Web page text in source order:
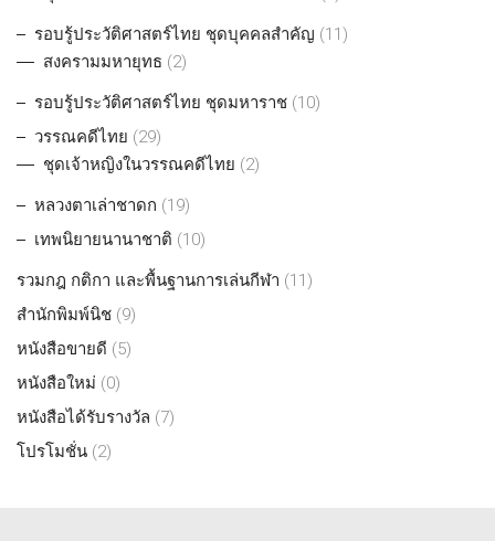
รอบรู้ประวัติศาสตร์ไทย ชุดบุคคลสำคัญ (11)
สงครามมหายุทธ (2)
รอบรู้ประวัติศาสตร์ไทย ชุดมหาราช (10)
วรรณคดีไทย (29)
ชุดเจ้าหญิงในวรรณคดีไทย (2)
หลวงตาเล่าชาดก (19)
เทพนิยายนานาชาติ (10)
รวมกฎ กติกา และพื้นฐานการเล่นกีฬา (11)
สำนักพิมพ์นิช (9)
หนังสือขายดี (5)
หนังสือใหม่ (0)
หนังสือได้รับรางวัล (7)
โปรโมชั่น (2)